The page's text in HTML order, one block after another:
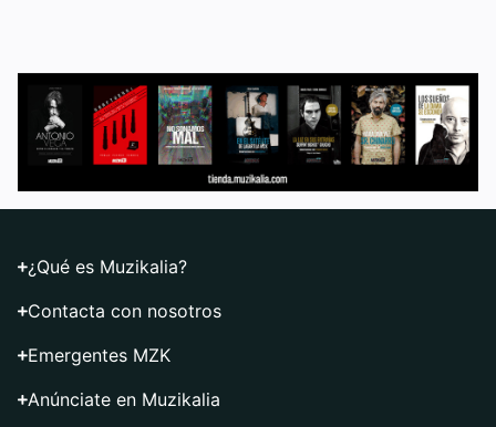
¿Qué es Muzikalia?
Contacta con nosotros
Emergentes MZK
Anúnciate en Muzikalia